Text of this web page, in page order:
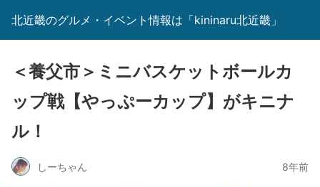
北近畿のグルメ・イベント情報は「kininaru北近畿」
＜養父市＞ミニバスケットボールカ
ップ戦【やっぷーカップ】がキニナ
ル！
しーちゃん 8年前